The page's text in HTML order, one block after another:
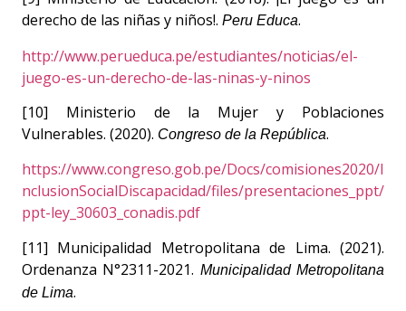
derecho de las niñas y niños!. Peru Educa.
http://www.perueduca.pe/estudiantes/noticias/el-
juego-es-un-derecho-de-las-ninas-y-ninos
[10] Ministerio de la Mujer y Poblaciones
Vulnerables. (2020). Congreso de la República.
https://www.congreso.gob.pe/Docs/comisiones2020/I
nclusionSocialDiscapacidad/files/presentaciones_ppt/
ppt-ley_30603_conadis.pdf
[11] Municipalidad Metropolitana de Lima. (2021).
Ordenanza N°2311-2021. Municipalidad Metropolitana
de Lima.